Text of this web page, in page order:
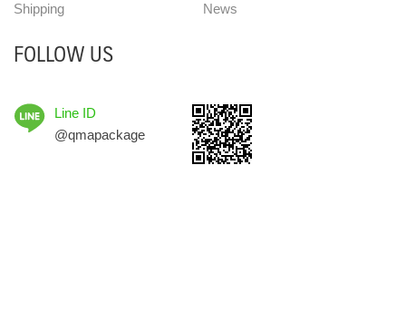
Shipping News
FOLLOW US
Line ID
@qmapackage